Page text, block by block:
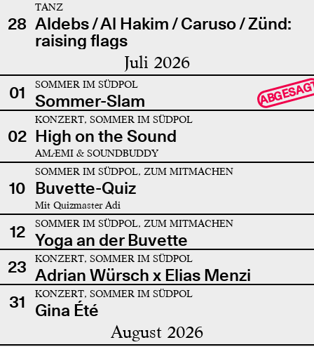
28
TANZ
Aldebs / Al Hakim / Caruso / Zünd:
raising flags
Juli 2026
01 SOMMER IM SÜDPOL
Sommer-Slam
02
KONZERT, SOMMER IM SÜDPOL
High on the Sound
AMÆMI & SOUNDBUDDY
10
SOMMER IM SÜDPOL, ZUM MITMACHEN
Buvette-Quiz
Mit Quizmaster Adi
12 SOMMER IM SÜDPOL, ZUM MITMACHEN
Yoga an der Buvette
23
KONZERT, SOMMER IM SÜDPOL
Adrian Würsch x Elias Menzi
31
KONZERT, SOMMER IM SÜDPOL
Gina Été
August 2026